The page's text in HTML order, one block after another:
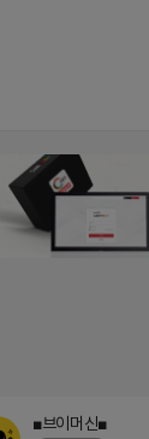
■브이머신■